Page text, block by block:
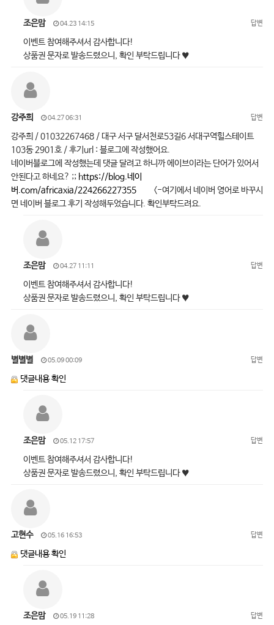
조은맘 04.23 14:15 답변
이벤트 참여해주셔서 감사합니다!
상품권 문자로 발송드렸으니, 확인 부탁드립니다 ♥
강주희 04.27 06:31 답변
강주희 / 01032267468 / 대구 서구 달서천로53길6 서대구역힐스테이트
103동 2901호 / 후기url : 블로그에 작성했어요.
네이버블로그에 작성했는데 댓글 달려고 하니까 에이브이라는 단어가 있어서
안된다고 하네요? ;; https://blog.네이
버.com/africaxia/224266227355<-여기에서 네이버 영어로 바꾸시
면 네이버 블로그 후기 작성해두었습니다. 확인부탁드려요.
조은맘 04.27 11:11 답변
이벤트 참여해주셔서 감사합니다!
상품권 문자로 발송드렸으니, 확인 부탁드립니다 ♥
별별별 05.09 00:09 답변
댓글내용 확인
조은맘 05.12 17:57 답변
이벤트 참여해주셔서 감사합니다!
상품권 문자로 발송드렸으니, 확인 부탁드립니다 ♥
고현수 05.16 16:53 답변
댓글내용 확인
조은맘 05.19 11:28 답변